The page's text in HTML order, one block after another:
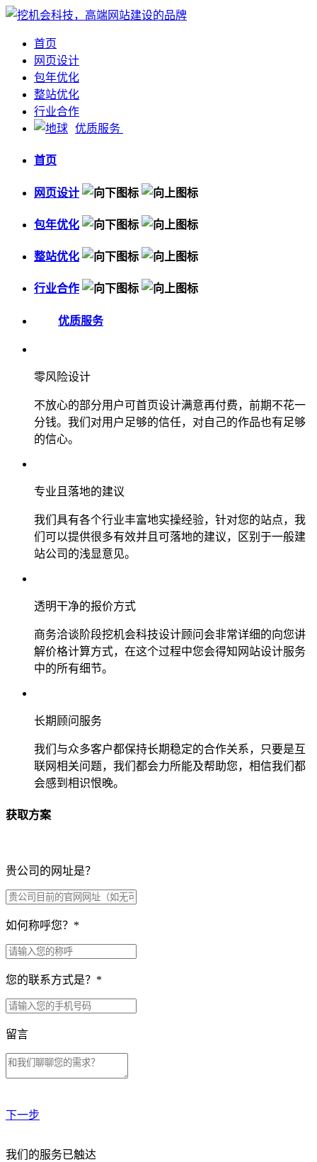
首页
网页设计
包年优化
整站优化
行业合作
优质服务
首页
网页设计
包年优化
整站优化
行业合作
优质服务
零风险设计
不放心的部分用户可首页设计满意再付费，前期不花一
分钱。我们对用户足够的信任，对自己的作品也有足够
的信心。
专业且落地的建议
我们具有各个行业丰富地实操经验，针对您的站点，我
们可以提供很多有效并且可落地的建议，区别于一般建
站公司的浅显意见。
透明干净的报价方式
商务洽谈阶段挖机会科技设计顾问会非常详细的向您讲
解价格计算方式，在这个过程中您会得知网站设计服务
中的所有细节。
长期顾问服务
我们与众多客户都保持长期稳定的合作关系，只要是互
联网相关问题，我们都会力所能及帮助您，相信我们都
会感到相识恨晚。
获取方案
贵公司的网址是？
如何称呼您？ *
您的联系方式是？ *
留言
下一步
贵公司预算范围是？
我们的服务已触达